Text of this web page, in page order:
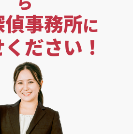
事務所に
ださい！